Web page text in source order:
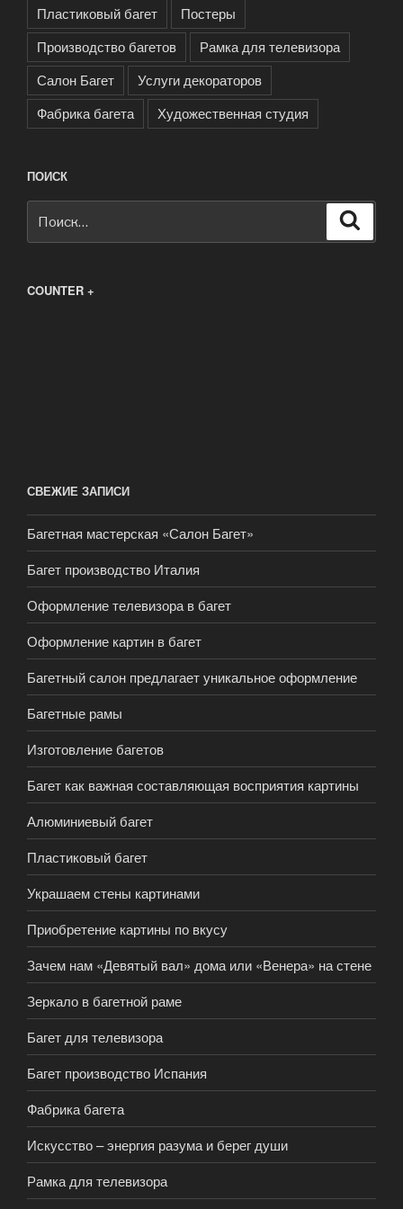
Пластиковый багет
Постеры
Производство багетов
Рамка для телевизора
Салон Багет
Услуги декораторов
Фабрика багета
Художественная студия
ПОИСК
COUNTER +
СВЕЖИЕ ЗАПИСИ
Багетная мастерская «Салон Багет»
Багет производство Италия
Оформление телевизора в багет
Оформление картин в багет
Багетный салон предлагает уникальное оформление
Багетные рамы
Изготовление багетов
Багет как важная составляющая восприятия картины
Алюминиевый багет
Пластиковый багет
Украшаем стены картинами
Приобретение картины по вкусу
Зачем нам «Девятый вал» дома или «Венера» на стене
Зеркало в багетной раме
Багет для телевизора
Багет производство Испания
Фабрика багета
Искусство – энергия разума и берег души
Рамка для телевизора